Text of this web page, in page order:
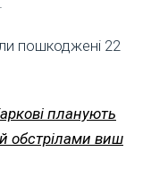
пошкоджені 22
планують
обстрілами виш